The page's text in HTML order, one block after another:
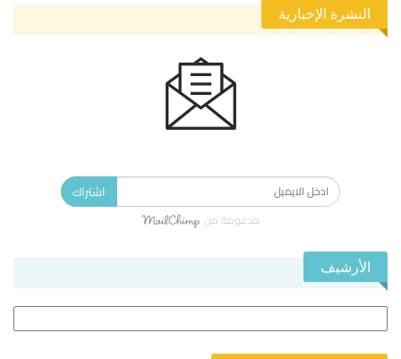
النشرة الإخبارية
اشتراك
مدعومة من
الأرشيف